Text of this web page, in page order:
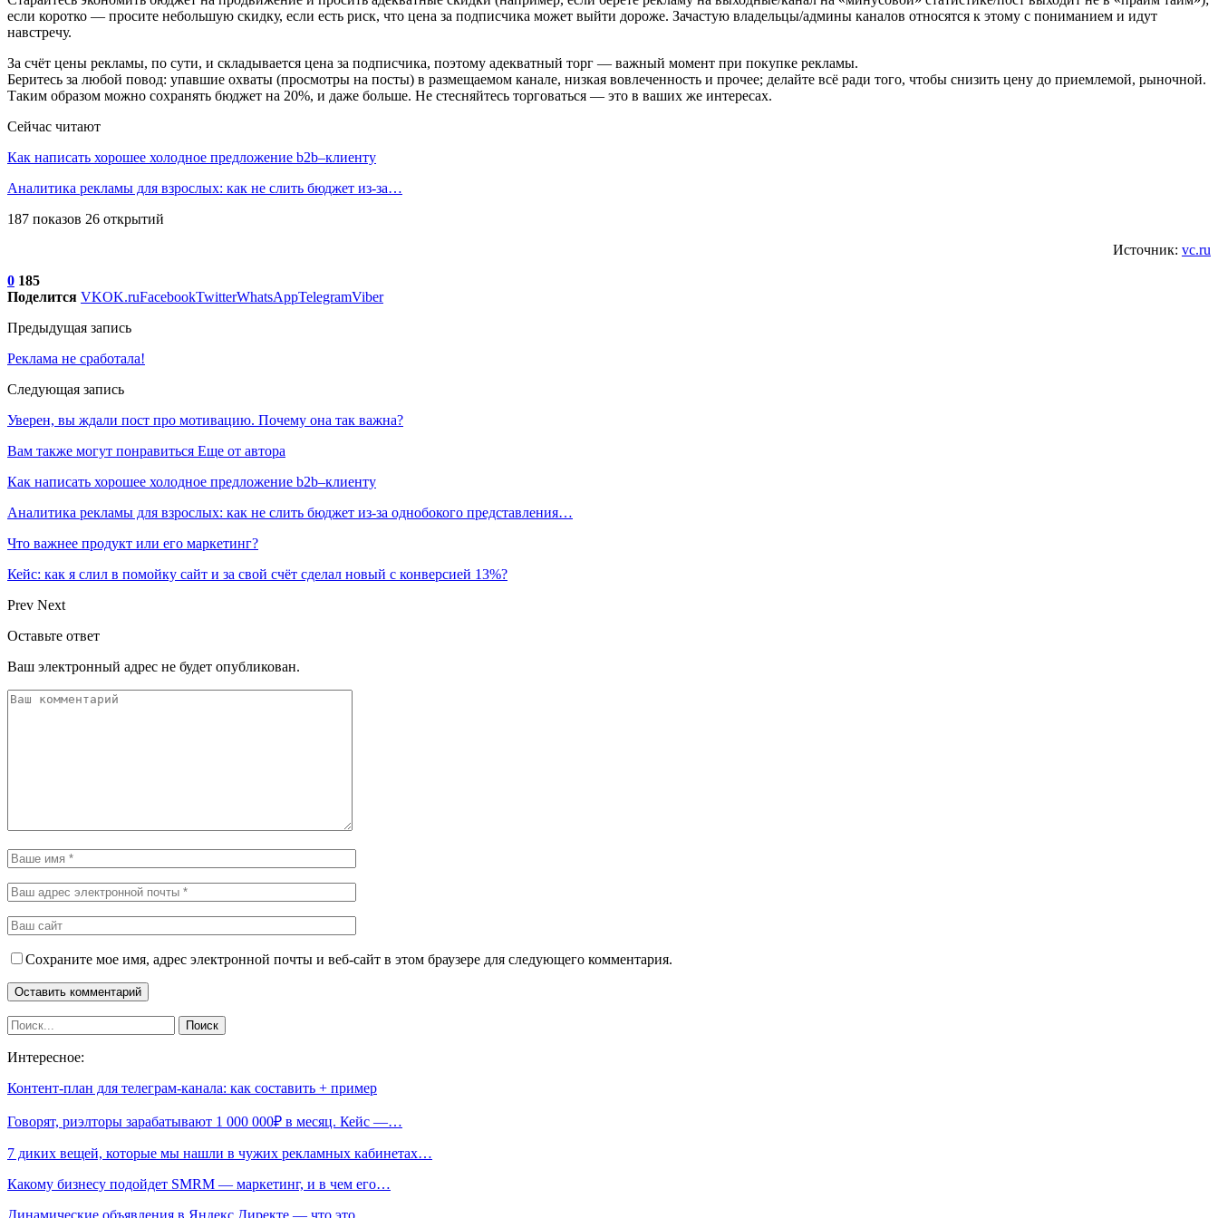
если коротко — просите небольшую скидку, если есть риск, что цена за подписчика может выйти дороже. Зачастую владельцы/админы каналов относятся к этому с пониманием и идут
навстречу.
За счёт цены рекламы, по сути, и складывается цена за подписчика, поэтому адекватный торг — важный момент при покупке рекламы.
Беритесь за любой повод: упавшие охваты (просмотры на посты) в размещаемом канале, низкая вовлеченность и прочее; делайте всё ради того, чтобы снизить цену до приемлемой, рыночной.
Таким образом можно сохранять бюджет на 20%, и даже больше. Не стесняйтесь торговаться — это в ваших же интересах.
Сейчас читают
Как написать хорошее холодное предложение b2b–клиенту
Аналитика рекламы для взрослых: как не слить бюджет из-за…
187 показов 26 открытий
Источник: vc.ru
0 185
Поделится VKOK.ruFacebookTwitterWhatsAppTelegramViber
Предыдущая запись
Реклама не сработала!
Следующая запись
Уверен, вы ждали пост про мотивацию. Почему она так важна?
Вам также могут понравиться Еще от автора
Как написать хорошее холодное предложение b2b–клиенту
Аналитика рекламы для взрослых: как не слить бюджет из-за однобокого представления…
Что важнее продукт или его маркетинг?
Кейс: как я слил в помойку сайт и за свой счёт сделал новый с конверсией 13%?
Prev Next
Оставьте ответ
Ваш электронный адрес не будет опубликован.
Сохраните мое имя, адрес электронной почты и веб-сайт в этом браузере для следующего комментария.
Интересное:
Контент-план для телеграм-канала: как составить + пример
Говорят, риэлторы зарабатывают 1 000 000₽ в месяц. Кейс —…
7 диких вещей, которые мы нашли в чужих рекламных кабинетах…
Какому бизнесу подойдет SMRM — маркетинг, и в чем его…
Динамические объявления в Яндекс Директе — что это…